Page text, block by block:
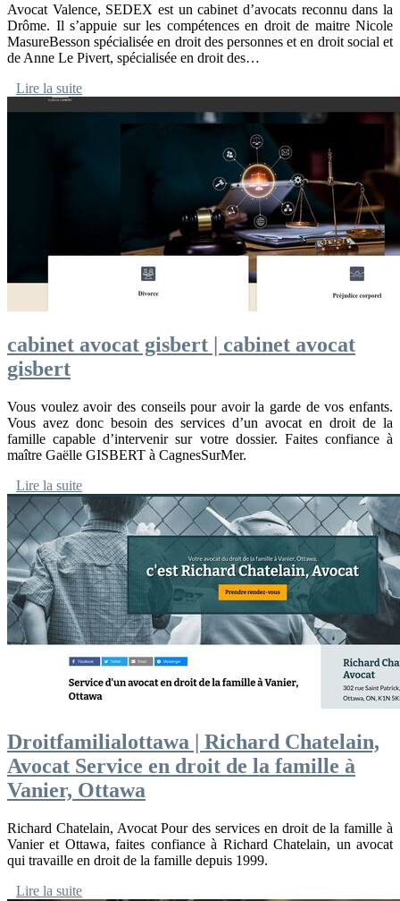
Avocat Valence, SEDEX est un cabinet d’avocats reconnu dans la
Drôme. Il s’appuie sur les compétences en droit de maitre Nicole
MasureBesson spécialisée en droit des personnes et en droit social et
de Anne Le Pivert, spécialisée en droit des…
Lire la suite
cabinet avocat gisbert | cabinet avocat
gisbert
Vous voulez avoir des conseils pour avoir la garde de vos enfants.
Vous avez donc besoin des services d’un avocat en droit de la
famille capable d’intervenir sur votre dossier. Faites confiance à
maître Gaëlle GISBERT à CagnesSurMer.
Lire la suite
Droitfamilialot­ta­wa | Richard Chatelain,
Avocat Service en droit de la famille à
Vanier, Ottawa
Richard Chatelain, Avocat Pour des services en droit de la famille à
Vanier et Ottawa, faites confiance à Richard Chatelain, un avocat
qui travaille en droit de la famille depuis 1999.
Lire la suite